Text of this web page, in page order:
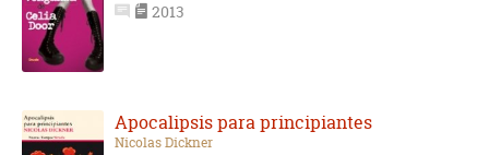
2013
Apocalipsis para principiantes
Nicolas Dickner